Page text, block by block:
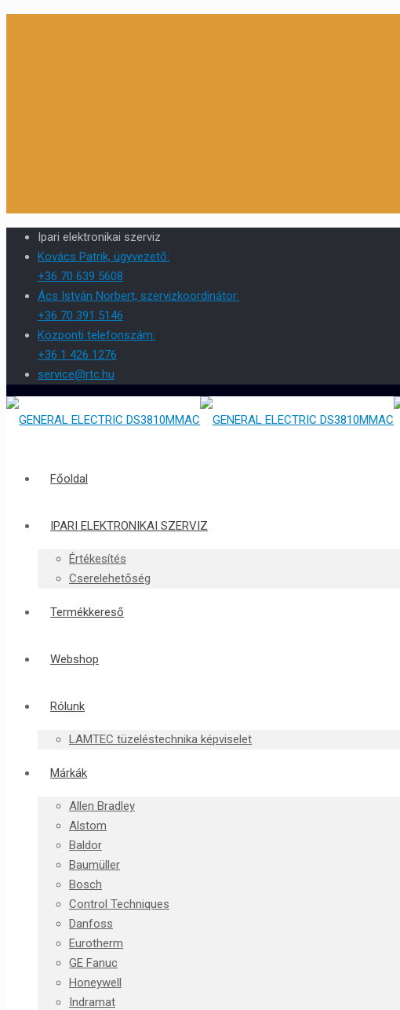
Ipari elektronikai szerviz
Kovács Patrik, ügyvezető:
+36 70 639 5608
Ács István Norbert, szervizkoordinátor:
+36 70 391 5146
Központi telefonszám:
+36 1 426 1276
service@rtc.hu
Főoldal
IPARI ELEKTRONIKAI SZERVIZ
Értékesítés
Cserelehetőség
Termékkereső
Webshop
Rólunk
LAMTEC tüzeléstechnika képviselet
Márkák
Allen Bradley
Alstom
Baldor
Baumüller
Bosch
Control Techniques
Danfoss
Eurotherm
GE Fanuc
Honeywell
Indramat